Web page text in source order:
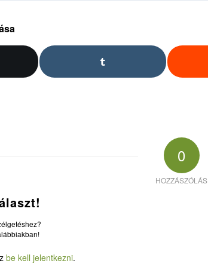
0
HOZZÁSZÓLÁS
be kell jelentkezni.